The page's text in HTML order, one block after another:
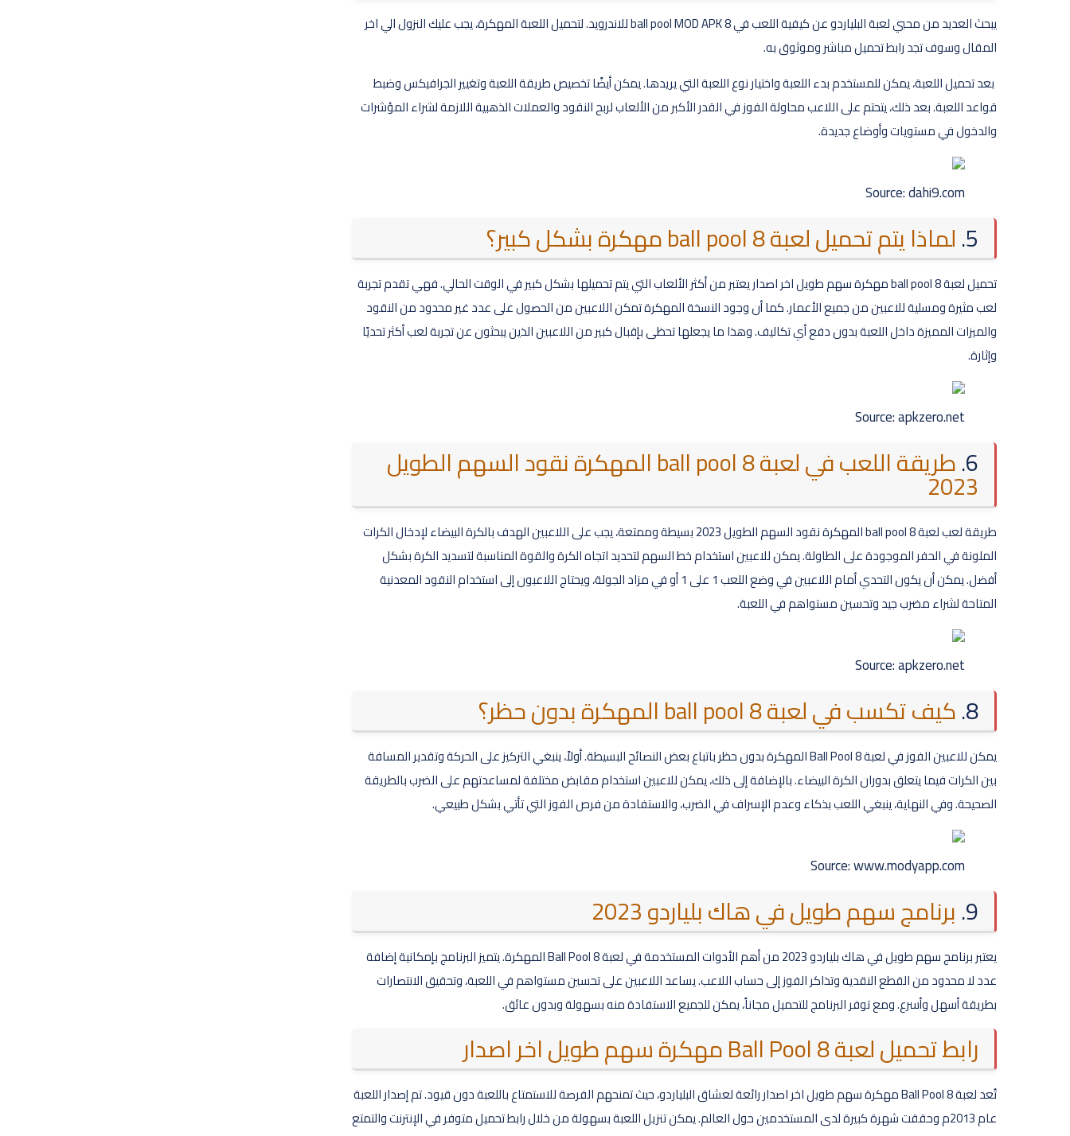
يبحث العديد من محبي لعبة البلياردو عن كيفية اللعب في 8 ball pool MOD APK للاندرويد. لتحميل اللعبة المهكرة، يجب عليك النزول الي اخر
المقال وسوف تجد رابط تحميل مباشر وموثوق به.
بعد تحميل اللعبة، يمكن للمستخدم بدء اللعبة واختيار نوع اللعبة التي يريدها. يمكن أيضًا تخصيص طريقة اللعبة وتغيير الجرافيكس وضبط
قواعد اللعبة. بعد ذلك، يتحتم على اللاعب محاولة الفوز في القدر الأكبر من الألعاب لربح النقود والعملات الذهبية اللازمة لشراء المؤشرات
والدخول في مستويات وأوضاع جديدة.
Source: dahi9.com
5. لماذا يتم تحميل لعبة 8 ball pool مهكرة بشكل كبير؟
تحميل لعبة 8 ball pool مهكرة سهم طويل اخر اصدار يعتبر من أكثر الألعاب التي يتم تحميلها بشكل كبير في الوقت الحالي. فهي تقدم تجربة
لعب مثيرة ومسلية للاعبين من جميع الأعمار. كما أن وجود النسخة المهكرة تمكن اللاعبين من الحصول على عدد غير محدود من النقود
والميزات المميزة داخل اللعبة بدون دفع أي تكاليف. وهذا ما يجعلها تحظى بإقبال كبير من اللاعبين الذين يبحثون عن تجربة لعب أكثر تحديًا
وإثارة.
Source: apkzero.net
6. طريقة اللعب في لعبة 8 ball pool المهكرة نقود السهم الطويل
2023
طريقة لعب لعبة 8 ball pool المهكرة نقود السهم الطويل 2023 بسيطة وممتعة، يجب على اللاعبين الهدف بالكرة البيضاء لإدخال الكرات
الملونة في الحفر الموجودة على الطاولة. يمكن للاعبين استخدام خط السهم لتحديد اتجاه الكرة والقوة المناسبة لتسديد الكرة بشكل
أفضل. يمكن أن يكون التحدي أمام اللاعبين في وضع اللعب 1 على 1 أو في مزاد الجولة، ويحتاج اللاعبون إلى استخدام النقود المعدنية
المتاحة لشراء مضرب جيد وتحسين مستواهم في اللعبة.
Source: apkzero.net
8. كيف تكسب في لعبة 8 ball pool المهكرة بدون حظر؟
يمكن للاعبين الفوز في لعبة 8 Ball Pool المهكرة بدون حظر باتباع بعض النصائح البسيطة. أولاً، ينبغي التركيز على الحركة وتقدير المسافة
بين الكرات فيما يتعلق بدوران الكرة البيضاء. بالإضافة إلى ذلك، يمكن للاعبين استخدام مقابض مختلفة لمساعدتهم على الضرب بالطريقة
الصحيحة. وفي النهاية، ينبغي اللعب بذكاء وعدم الإسراف في الضرب، والاستفادة من فرص الفوز التي تأتي بشكل طبيعي.
Source: www.modyapp.com
9. برنامج سهم طويل في هاك بلياردو 2023
يعتبر برنامج سهم طويل في هاك بلياردو 2023 من أهم الأدوات المستخدمة في لعبة 8 Ball Pool المهكرة. يتميز البرنامج بإمكانية إضافة
عدد لا محدود من القطع النقدية وتذاكر الفوز إلى حساب اللاعب. يساعد اللاعبين على تحسين مستواهم في اللعبة، وتحقيق الانتصارات
بطريقة أسهل وأسرع. ومع توفر البرنامج للتحميل مجاناً، يمكن للجميع الاستفادة منه بسهولة وبدون عائق.
رابط تحميل لعبة 8 Ball Pool مهكرة سهم طويل اخر اصدار
تُعد لعبة 8 Ball Pool مهكرة سهم طويل اخر اصدار رائعة لعشاق البلياردو، حيث تمنحهم الفرصة للاستمتاع باللعبة دون قيود. تم إصدار اللعبة
عام 2013م وحققت شهرة كبيرة لدى المستخدمين حول العالم. يمكن تنزيل اللعبة بسهولة من خلال رابط تحميل متوفر في الإنترنت والتمتع